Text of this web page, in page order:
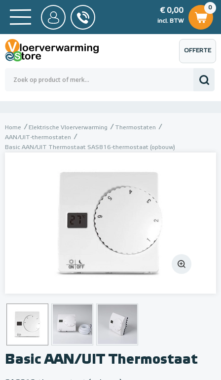
BTW
0,00
0
€ 0,00
incl. BTW
€ 0,00
OFFERTE
AANVRAGEN
Home Elektrische Vloerverwarming
Thermostaten
AAN/UIT-thermostaten
Basic AAN/UIT Thermostaat SAS816-thermostaat (opbouw)
Basic AAN/UIT Thermostaat